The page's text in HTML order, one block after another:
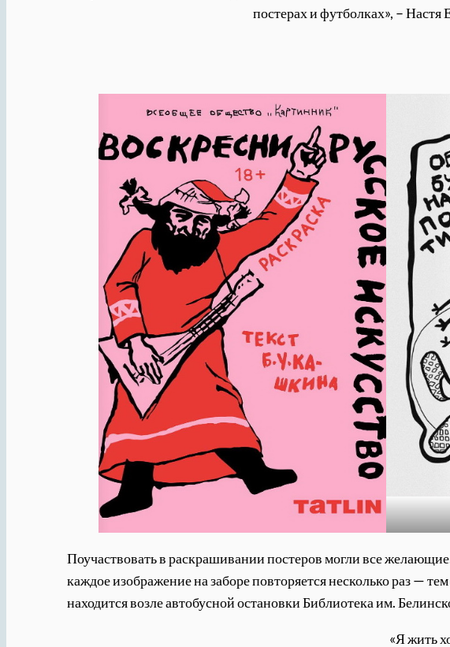
постерах и футболках», – Настя
Поучаствовать в раскрашивании постеров могли все
каждое изображение на заборе повторяется несколько раз —
находится возле автобусной остановки Библиотека им.
«Я жить